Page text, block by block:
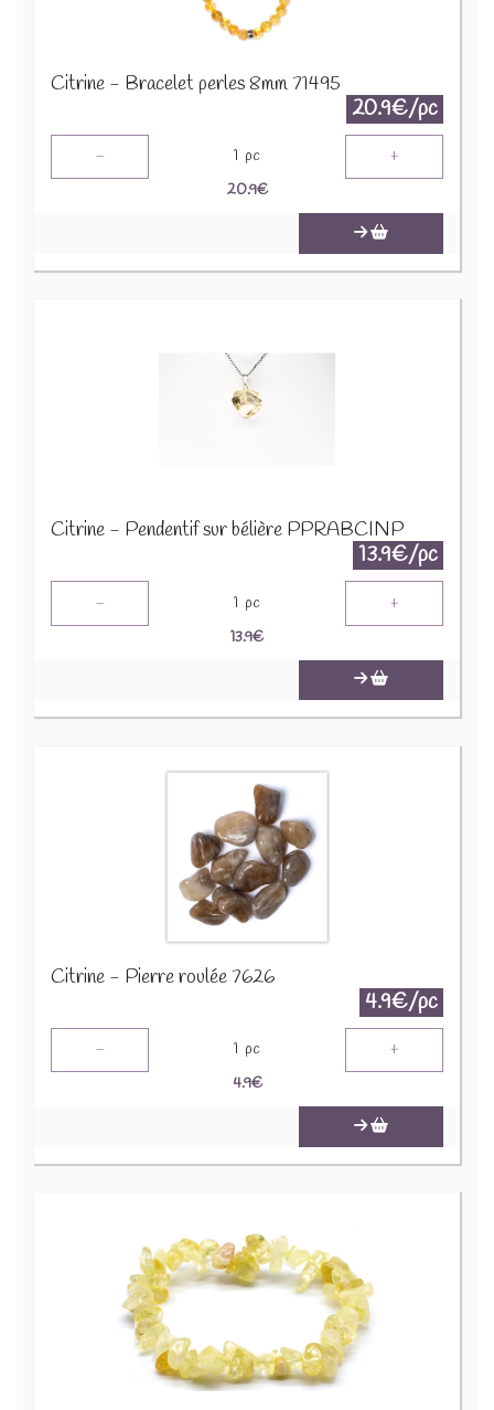
Citrine - Bracelet perles 8mm 71495
20.9€/pc
- 1 pc +
20.9€
Citrine - Pendentif sur bélière PPRABCINP
13.9€/pc
- 1 pc +
13.9€
Citrine - Pierre roulée 7626
4.9€/pc
- 1 pc +
4.9€